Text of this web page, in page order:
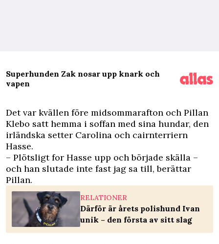
Superhunden Zak nosar upp knark och
vapen
Det var kvällen före midsommarafton och Pillan
Klebo satt hemma i soffan med sina hundar, den
irländska setter Carolina och cairnterriern
Hasse.
– Plötsligt for Hasse upp och började skälla –
och han slutade inte fast jag sa till, berättar
Pillan.
RELATIONER
Därför är årets polishund Ivan
unik – den första av sitt slag